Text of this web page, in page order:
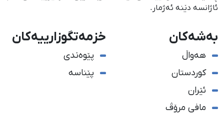
ئاژانسە دێنە ئەژمار.
بەشەکان
هەواڵ
کوردستان
ئێران
مافی مرۆڤ
خزمەتگوزارییەکان
پێوەندی
پێناسە